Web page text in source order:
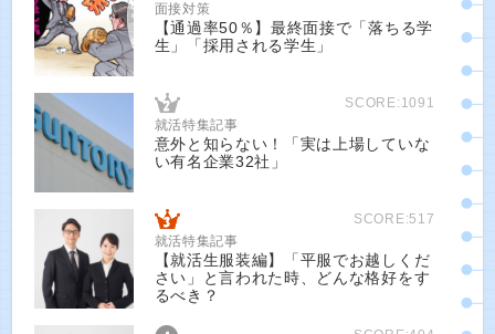
面接対策
【通過率50％】最終面接で「落ちる学
生」「採用される学生」
SCORE:1091
就活特集記事
意外と知らない！「実は上場していな
い有名企業32社」
SCORE:517
就活特集記事
【就活生服装編】「平服でお越しくだ
さい」と言われた時、どんな格好をす
るべき？